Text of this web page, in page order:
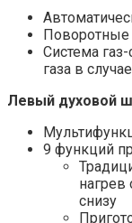
Поворотные
Система
газа в
Левый духовой
9 функций
нагрев
снизу